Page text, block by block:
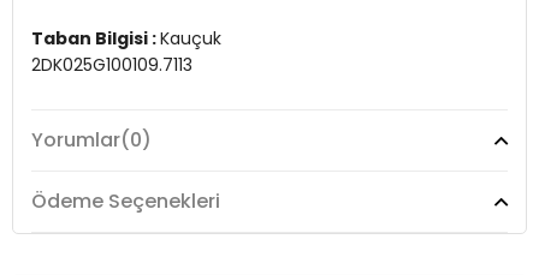
Taban Bilgisi :Kauçuk
2DK025G100109.7113
Yorumlar(0)
Ödeme Seçenekleri